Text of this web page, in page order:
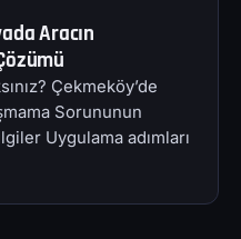
Aracın
Çekmeköy’de
Sorununun
Uygulama adımları